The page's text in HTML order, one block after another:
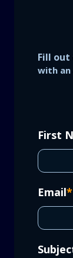
Fill
with an
First
Email*